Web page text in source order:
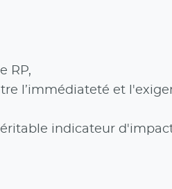
RP,
l’immédiateté et
indicateur